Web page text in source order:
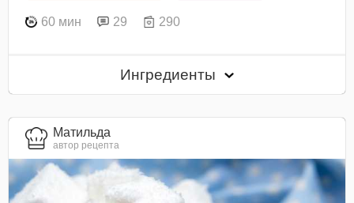
60 мин 29 290
Ингредиенты
Матильда
автор рецепта